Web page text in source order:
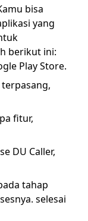
bisa
yang
berikut ini:
Play Store.
fitur,
DU Caller,
tahap
selesai